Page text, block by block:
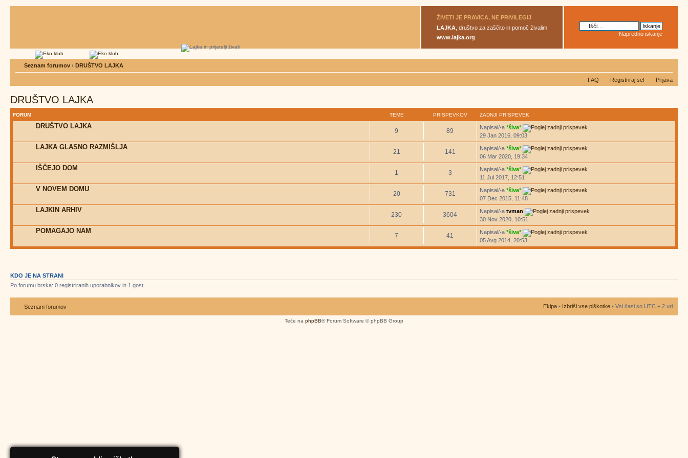
Napredno iskanje
ŽIVETI JE PRAVICA, NE PRIVILEGIJ
LAJKA , društvo za zaščito in pomoč živalim
www.lajka.org
Seznam forumov ‹ DRUŠTVO LAJKA
FAQ Registriraj se! Prijava
DRUŠTVO LAJKA
FORUM TEME PRISPEVKOV ZADNJI PRISPEVEK
DRUŠTVO LAJKA
9 89 Napisal/-a*šiva*
29 Jan 2016, 09:03
LAJKA GLASNO RAZMIŠLJA
21 141 Napisal/-a*šiva*
06 Mar 2020, 19:34
IŠČEJO DOM
1 3 Napisal/-a*šiva*
11 Jul 2017, 12:51
V NOVEM DOMU
20 731 Napisal/-a*šiva*
07 Dec 2015, 11:48
LAJKIN ARHIV
230 3604 Napisal/-atvman
30 Nov 2020, 10:51
POMAGAJO NAM
7 41 Napisal/-a*šiva*
05 Avg 2014, 20:53
KDO JE NA STRANI
Po forumu brska: 0 registriranih uporabnikov in 1 gost
Seznam forumov Ekipa • Izbriši vse piškotke • Vsi časi so UTC + 2 uri
Teče na phpBB® Forum Software © phpBB Group